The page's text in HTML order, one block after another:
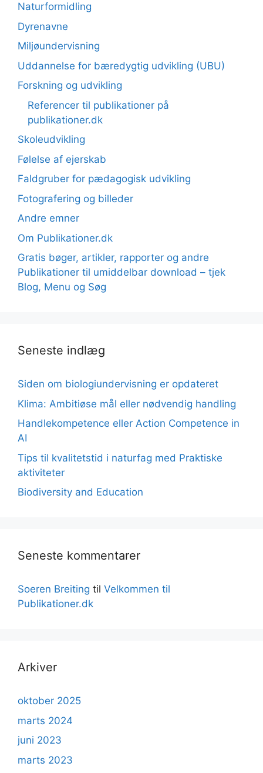
Naturformidling
Dyrenavne
Miljøundervisning
Uddannelse for bæredygtig udvikling (UBU)
Forskning og udvikling
Referencer til publikationer på
publikationer.dk
Skoleudvikling
Følelse af ejerskab
Faldgruber for pædagogisk udvikling
Fotografering og billeder
Andre emner
Om Publikationer.dk
Gratis bøger, artikler, rapporter og andre
Publikationer til umiddelbar download – tjek
Blog, Menu og Søg
Seneste indlæg
Siden om biologiundervisning er opdateret
Klima: Ambitiøse mål eller nødvendig handling
Handlekompetence eller Action Competence in
AI
Tips til kvalitetstid i naturfag med Praktiske
aktiviteter
Biodiversity and Education
Seneste kommentarer
Soeren Breiting til Velkommen til
Publikationer.dk
Arkiver
oktober 2025
marts 2024
juni 2023
marts 2023